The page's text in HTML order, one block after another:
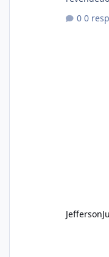
operação.
0
Jefferson